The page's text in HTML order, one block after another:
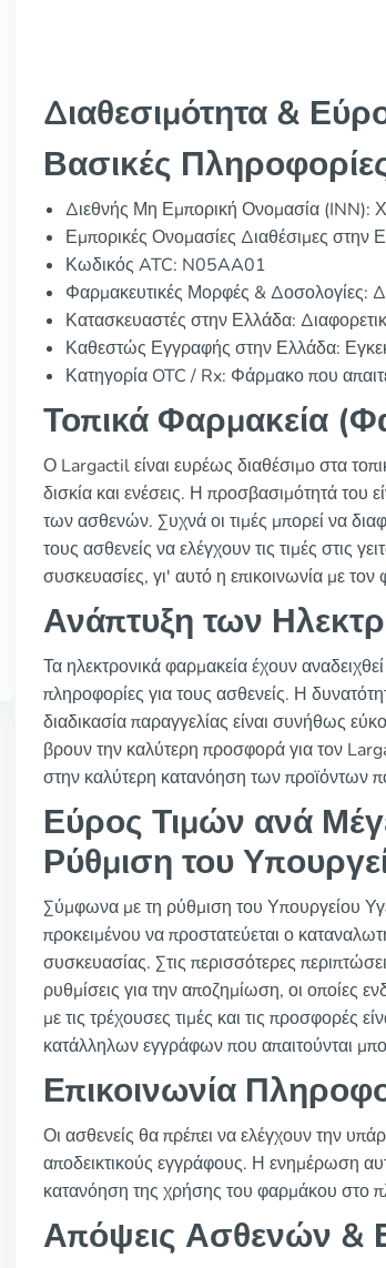
Διαθεσιμότητα &
Βασικές
Διεθνής Μη Εμπορική Ονομασία (INN):
Εμπορικές Ονομασίες Διαθέσιμες στην
Κωδικός ATC: N05AA01
Φαρμακευτικές Μορφές &
Κατασκευαστές στην Ελλάδα:
Καθεστώς Εγγραφής στην Ελλάδα:
Κατηγορία OTC / Rx: Φάρμακο που
Τοπικά Φαρμακεία
Ο Largactil είναι ευρέως διαθέσιμο στα
δισκία και ενέσεις. Η προσβασιμότητά του
των ασθενών. Συχνά οι τιμές μπορεί να
τους ασθενείς να ελέγχουν τις τιμές στις
συσκευασίες, γι' αυτό η επικοινωνία με
Ανάπτυξη των
Τα ηλεκτρονικά φαρμακεία έχουν
πληροφορίες για τους ασθενείς. Η
διαδικασία παραγγελίας είναι συνήθως
βρουν την καλύτερη προσφορά για τον
στην καλύτερη κατανόηση των προϊόντων
Εύρος Τιμών ανά
Ρύθμιση του
Σύμφωνα με τη ρύθμιση του Υπουργείου
προκειμένου να προστατεύεται ο
συσκευασίας. Στις περισσότερες
ρυθμίσεις για την αποζημίωση, οι οποίες
με τις τρέχουσες τιμές και τις προσφορές
κατάλληλων εγγράφων που απαιτούνται
Επικοινωνία
Οι ασθενείς θα πρέπει να ελέγχουν την
αποδεικτικούς εγγράφους. Η ενημέρωση
κατανόηση της χρήσης του φαρμάκου στο
Απόψεις Ασθενών &